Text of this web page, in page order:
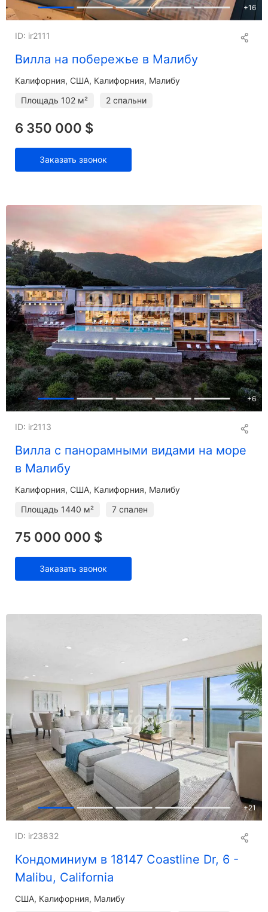
+16
Вилла на побережье в Малибу
ID: ir2111
Калифорния США, Калифорния, Малибу
Площадь 102 м² 2 спальни
6 350 000 $
Заказать звонок
+6
Вилла с панорамными видами на море
в Малибу
ID: ir2113
Калифорния США, Калифорния, Малибу
Площадь 1440 м² 7 спален
75 000 000 $
Заказать звонок
+21
Кондоминиум в 18147 Coastline Dr, 6 -
Malibu, California
ID: ir23832
США, Калифорния, Малибу